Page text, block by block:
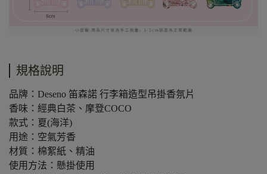
規格說明
品牌：Deseno 笛森諾 行李箱造型吊掛香氛片
香味：經典白茶、摩登COCO
款式：夏(海洋)
用途：空氣芳香
材質：棉絮紙、精油
使用方法：懸掛使用